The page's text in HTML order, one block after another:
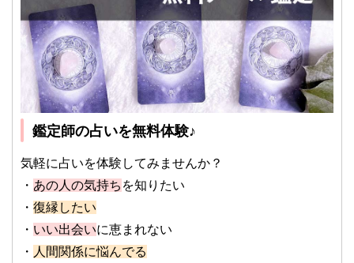
鑑定師の占いを無料体験♪
気軽に占いを体験してみませんか？
・ あの人の気持ち を知りたい
・ 復縁したい
・ いい出会いに恵まれない
・ 人間関係に悩んでる